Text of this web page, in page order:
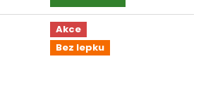
Akce
Bez lepku